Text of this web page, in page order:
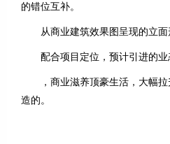
的错位互补。
从商业建筑效果图呈现的立面
配合项目定位，预计引进的业
，商业滋养顶豪生活，大幅拉
造的。